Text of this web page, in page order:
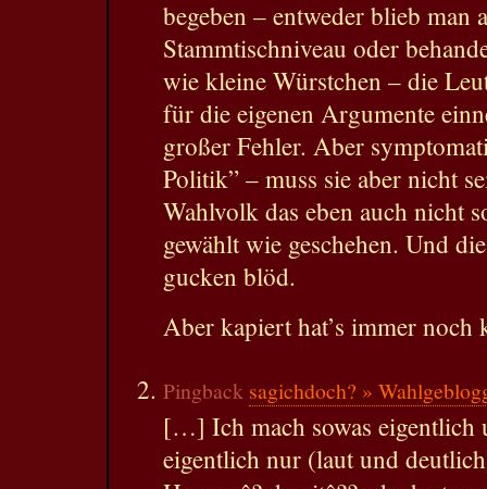
begeben – entweder blieb man
Stammtischniveau oder
wie kleine Würstchen – die
für die eigenen Argumente
großer Fehler. Aber
Politik” – muss sie aber nicht
Wahlvolk das eben auch nicht
gewählt wie geschehen. Und
gucken blöd.
Aber kapiert hat’s immer
Pingback sagichdoch? »
[…] Ich mach sowas eigentlich
eigentlich nur (laut und